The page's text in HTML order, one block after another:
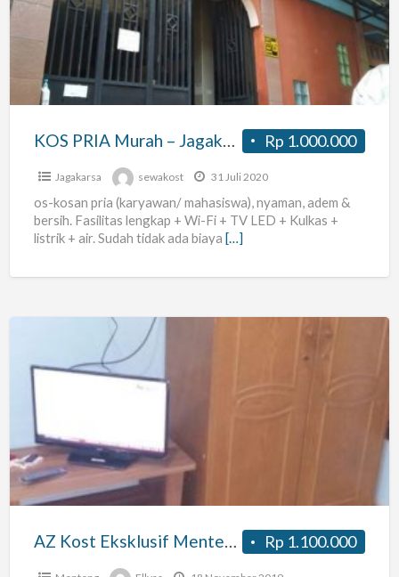
Murah
Jagakarsa
Fasilitas
Rp 1.000.000
KOS PRIA Murah – Jagakarsa – Fasilitas Lengkap
Jagakarsa sewakost 31 Juli 2020
os-kosan pria (karyawan/ mahasiswa), nyaman, adem &
bersih. Fasilitas lengkap + Wi-Fi + TV LED + Kulkas +
listrik + air. Sudah tidak ada biaya […]
Kost
Eksklusif
Menteng
Rp 1.100.000
AZ Kost Eksklusif Menteng